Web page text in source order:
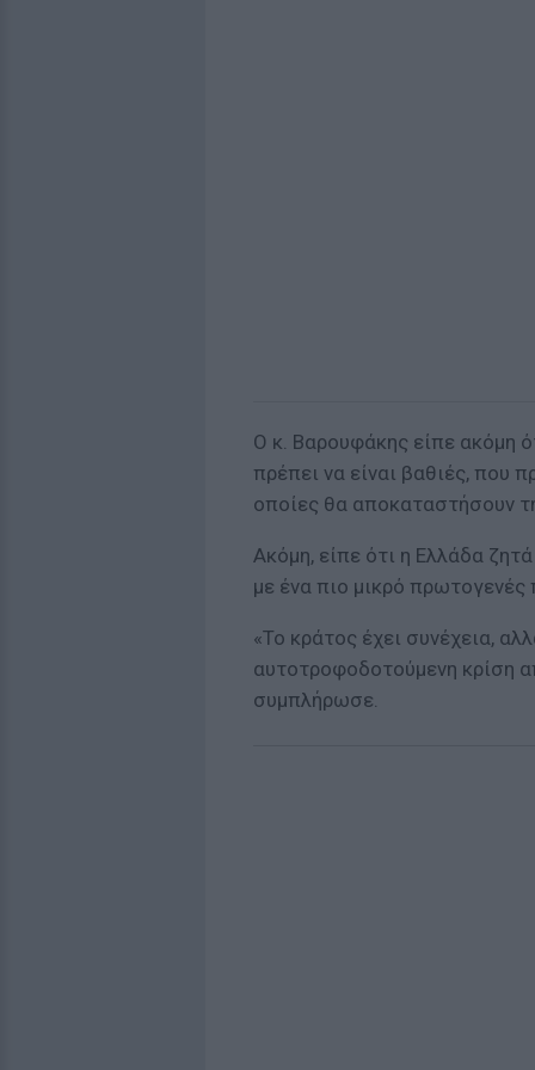
Ο κ. Βαρουφάκης είπε ακόμη
πρέπει να είναι βαθιές, που
οποίες θα αποκαταστήσουν
Ακόμη, είπε ότι η Ελλάδα
με ένα πιο μικρό
«Το κράτος έχει συνέχεια,
αυτοτροφοδοτούμενη κρίση
συμπλήρωσε.